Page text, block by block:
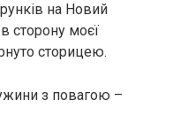
на Новий
сторону моєї
сторицею.
з повагою –